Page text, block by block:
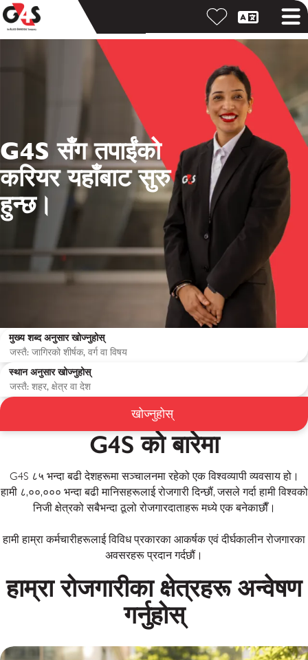
G4S सँग तपाईंको
करियर यहाँबाट सुरु
हुन्छ।
मुख्य शब्द अनुसार खोज्नुहोस्
स्थान अनुसार खोज्नुहोस्
खोज्नुहोस्
G4S को बारेमा
G4S ८५ भन्दा बढी देशहरूमा सञ्चालनमा रहेको एक विश्वव्यापी व्यवसाय हो।
हामी ८,००,००० भन्दा बढी मानिसहरूलाई रोजगारी दिन्छौं, जसले गर्दा हामी विश्वको
निजी क्षेत्रको सबैभन्दा ठूलो रोजगारदाताहरू मध्ये एक बनेकाछाैँ।
हामी हाम्रा कर्मचारीहरूलाई विविध प्रकारका आकर्षक एवं दीर्घकालीन रोजगारका
अवसरहरू प्रदान गर्दछौं।
हाम्रा रोजगारीका क्षेत्रहरू अन्वेषण
गर्नुहोस्